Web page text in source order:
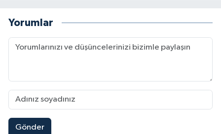
Yorumlar
Gönder